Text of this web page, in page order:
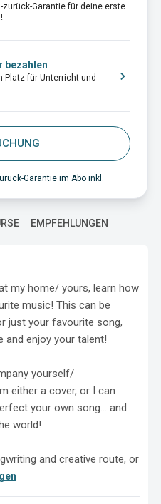
zurück-Garantie für deine erste
bezahlen
Platz für Unterricht und
Garantie im Abo inkl.
EMPFEHLUNGEN
my home/ yours, learn how
music! This can be
just your favourite song,
enjoy your talent!
yourself/
either a cover, or I can
your own song... and
world!
and creative route, or